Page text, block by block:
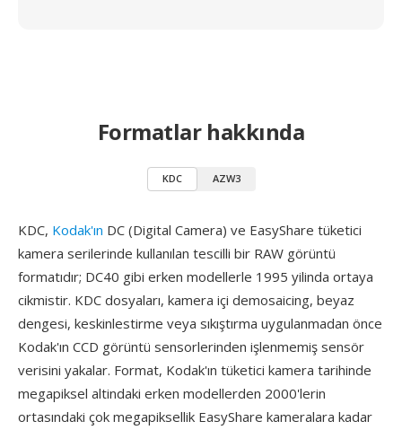
Formatlar hakkında
KDC AZW3
KDC, Kodak'ın DC (Digital Camera) ve EasyShare tüketici
kamera serilerinde kullanılan tescilli bir RAW görüntü
formatıdır; DC40 gibi erken modellerle 1995 yilinda ortaya
cikmistir. KDC dosyaları, kamera içi demosaicing, beyaz
dengesi, keskinlestirme veya sıkıştırma uygulanmadan önce
Kodak'ın CCD görüntü sensorlerinden işlenmemiş sensör
verisini yakalar. Format, Kodak'ın tüketici kamera tarihinde
megapiksel altindaki erken modellerden 2000'lerin
ortasındaki çok megapiksellik EasyShare kameralara kadar